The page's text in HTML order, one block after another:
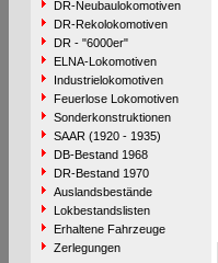
DR-Neubaulokomotiven
DR-Rekolokomotiven
DR - "6000er"
ELNA-Lokomotiven
Industrielokomotiven
Feuerlose Lokomotiven
Sonderkonstruktionen
SAAR (1920 - 1935)
DB-Bestand 1968
DR-Bestand 1970
Auslandsbestände
Lokbestandslisten
Erhaltene Fahrzeuge
Zerlegungen